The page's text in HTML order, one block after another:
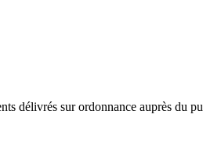
délivrés sur ordonnance auprès du